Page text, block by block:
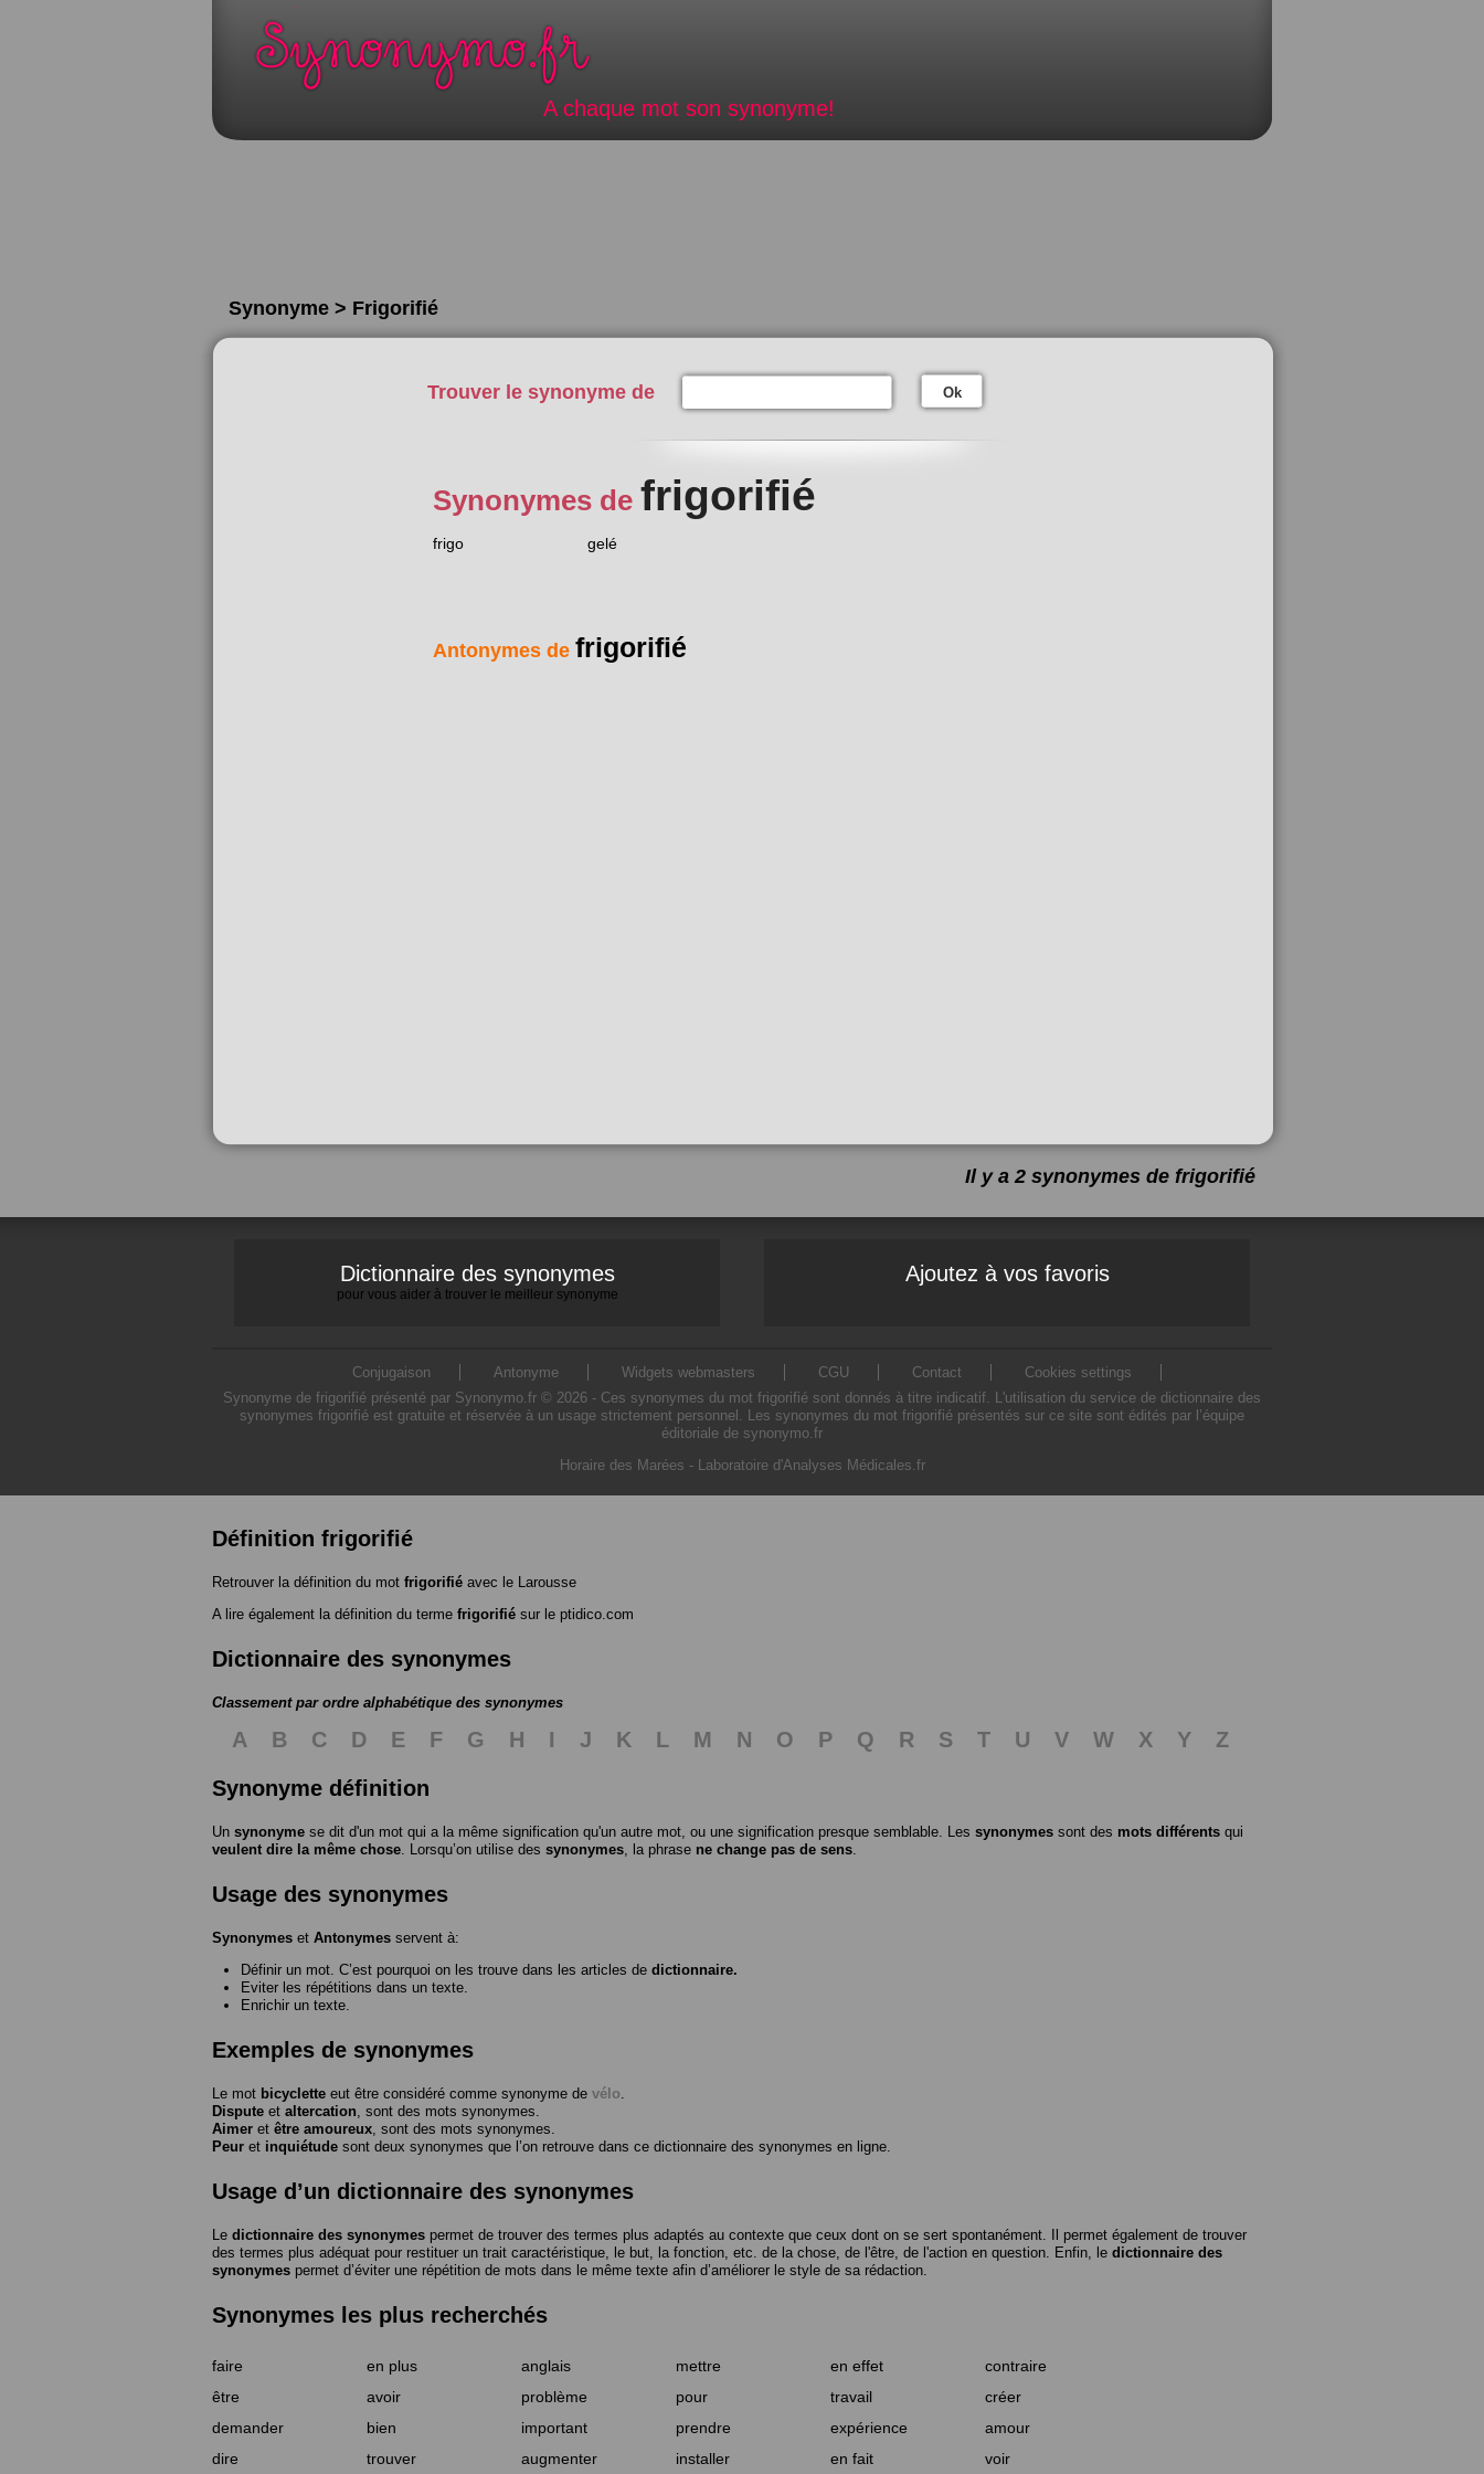
A chaque mot son synonyme!
Synonyme > Frigorifié
Trouver le synonyme de Ok
Synonymes de frigorifié
frigo gelé
Antonymes de frigorifié
Il y a 2 synonymes de frigorifié
Dictionnaire des synonymes
pour vous aider à trouver le meilleur synonyme
Ajoutez à vos favoris
Conjugaison Antonyme Widgets webmasters CGU Contact
Cookies settings
Synonyme de frigorifié présenté par Synonymo.fr © 2026 - Ces synonymes du mot frigorifié sont donnés à titre indicatif. L'utilisation du service de dictionnaire des
synonymes frigorifié est gratuite et réservée à un usage strictement personnel. Les synonymes du mot frigorifié présentés sur ce site sont édités par l’équipe
éditoriale de synonymo.fr
Horaire des Marées - Laboratoire d'Analyses Médicales.fr
Définition frigorifié
Retrouver la définition du mot frigorifié avec le Larousse
A lire également la définition du terme frigorifié sur le ptidico.com
Dictionnaire des synonymes
Classement par ordre alphabétique des synonymes
A B C D E F G H I J K L M N O P Q R S T U V W X Y
Z
Synonyme définition
Un synonyme se dit d'un mot qui a la même signification qu'un autre mot, ou une signification presque semblable. Les synonymes sont des mots différents qui
veulent dire la même chose . Lorsqu’on utilise des synonymes , la phrase ne change pas de sens
Usage des synonymes
Synonymes et Antonymes servent à:
Définir un mot. C’est pourquoi on les trouve dans les articles de dictionnaire.
Eviter les répétitions dans un texte.
Enrichir un texte.
Exemples de synonymes
Le mot bicyclette eut être considéré comme synonyme de vélo
Dispute et altercation , sont des mots synonymes.
Aimer et être amoureux , sont des mots synonymes.
Peur et inquiétude sont deux synonymes que l’on retrouve dans ce dictionnaire des synonymes en ligne.
Usage d’un dictionnaire des synonymes
Le dictionnaire des synonymes permet de trouver des termes plus adaptés au contexte que ceux dont on se sert spontanément. Il permet également de trouver
des termes plus adéquat pour restituer un trait caractéristique, le but, la fonction, etc. de la chose, de l'être, de l'action en question. Enfin, le dictionnaire des
synonymes permet d’éviter une répétition de mots dans le même texte afin d’améliorer le style de sa rédaction.
Synonymes les plus recherchés
faire en plus anglais mettre en effet
contraire
être
avoir problème pour travail
créer
demander
bien important prendre expérience
amour
dire
trouver augmenter installer en fait voir